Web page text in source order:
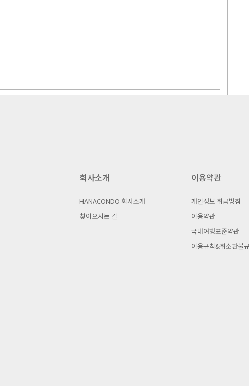
회사소개
HANACONDO 회사소개
찾아오시는 길
이용약관
개인정보 취급방침
이용약관
국내여행표준약관
이용규칙&취소환불